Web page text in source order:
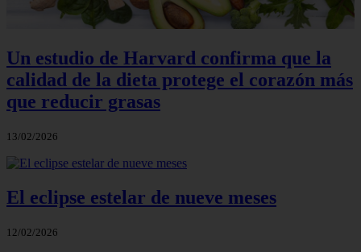
Un estudio de Harvard confirma que la
calidad de la dieta protege el corazón más
que reducir grasas
13/02/2026
El eclipse estelar de nueve meses
12/02/2026